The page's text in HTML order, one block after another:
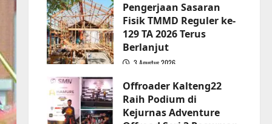
Pengerjaan Sasaran
Fisik TMMD Reguler ke-
129 TA 2026 Terus
Berlanjut
3 Agustus 2026
Offroader Kalteng22
Raih Podium di
Kejurnas Adventure